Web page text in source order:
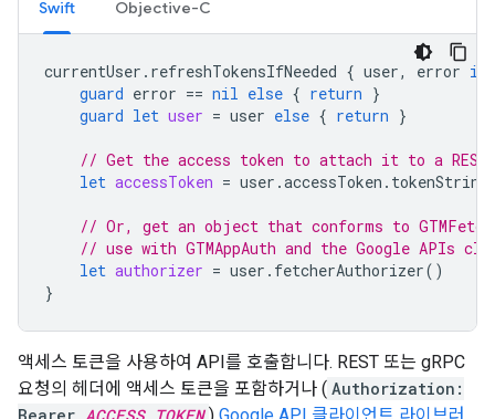
Swift Objective-C
currentUser . refreshTokensIfNeeded { user, error in
guard error == nil else { return }
guard let user = user else { return }
// Get the access token to attach it to a REST
let accessToken = user .accessToken . tokenString
// Or, get an object that conforms to
// use with GTMAppAuth and the Google APIs
let authorizer = user . fetcherAuthorizer()
}
액세스 토큰을 사용하여 API를 호출합니다. REST 또는 gRPC
요청의 헤더에 액세스 토큰을 포함하거나 ( Authorization: